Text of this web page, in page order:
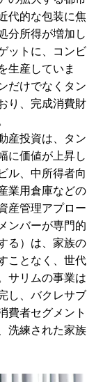
代的な包装に焦
分所得が増加し
ットに、コンビ
生産していま
だけでなくタン
り、完成消費財
産投資は、タン
に価値が上昇し
ル、中所得者向
業用倉庫などの
産管理アプロー
ンバーが専門的
る）は、家族の
ことなく、世代
サリムの事業は
し、バクレサブ
費者セグメント
洗練された家族